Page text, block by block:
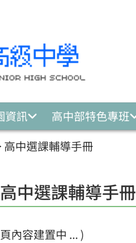
資訊 高中部特色專班
高中選課輔導手冊
高中選課輔導手冊
內容建置中 ... )